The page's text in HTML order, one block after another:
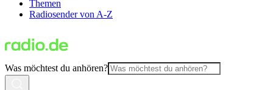
Themen
Radiosender von A-Z
Was möchtest du anhören?